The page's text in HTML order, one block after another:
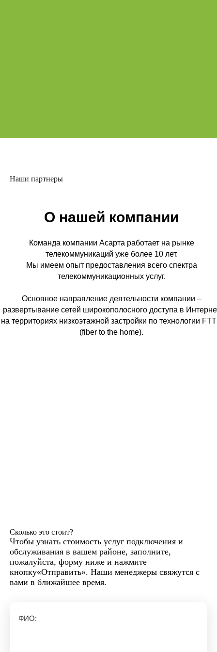
О нашей компании
Команда компании Асарта работает на рынке
телекоммуникаций уже более 10 лет.
Мы имеем опыт предоставления всего спектра
телекоммуникационных услуг.
Основное направление деятельности компании –
развертывание сетей широкополосного доступа в
на территориях низкоэтажной застройки по технологии
(fiber to the home).
Наши партнеры
Сколько это стоит?
Чтобы узнать стоимость услуг подключения и
обслуживания в вашем районе, заполните,
пожалуйста, форму ниже и нажмите
кнопку«Отправить». Наши менеджеры свяжутся с
вами в ближайшее время.
ФИО: